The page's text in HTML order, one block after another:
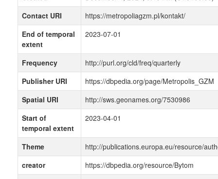
Contact URI
https://metropoliagzm.pl/kontakt/
End of temporal
extent
2023-07-01
Frequency
http://purl.org/cld/freq/quarterly
Publisher URI
https://dbpedia.org/page/Metropolis_GZM
Spatial URI
http://sws.geonames.org/7530986
Start of
temporal extent
2023-04-01
Theme
http://publications.europa.eu/resource/
creator
https://dbpedia.org/resource/Bytom